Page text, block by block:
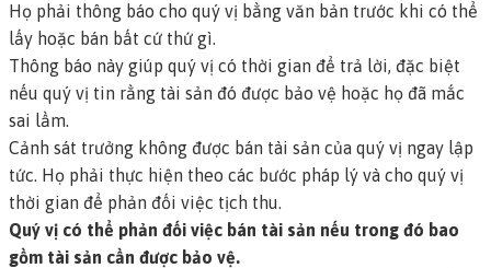
Họ phải thông báo cho quý vị bằng văn bản trước khi có thể
lấy hoặc bán bất cứ thứ gì.
Thông báo này giúp quý vị có thời gian để trả lời, đặc biệt
nếu quý vị tin rằng tài sản đó được bảo vệ hoặc họ đã mắc
sai lầm.
Cảnh sát trưởng không được bán tài sản của quý vị ngay lập
tức. Họ phải thực hiện theo các bước pháp lý và cho quý vị
thời gian để phản đối việc tịch thu.
Quý vị có thể phản đối việc bán tài sản nếu trong đó bao
gồm tài sản cần được bảo vệ.